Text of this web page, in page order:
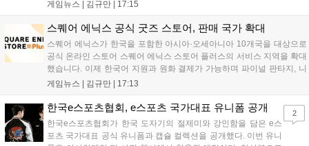
세한 정보는 공식 커뮤니티에서 확인 가능하다....
게임뉴스 | 김규만 17:15
스퀘어 에닉스 공식 굿즈 스토어, 판매 국가 확대
스퀘어 에닉스가 한국을 포함한 아시아·오세아니아 10개국을 대상으로
공식 온라인 스토어 스퀘어 에닉스 스토어 플러스의 서비스 지역을 확대
했습니다. 이제 한국어 지원과 원화 결제가 가능하며 파이널 판타지, 니
어 등 주요 게임의 피규어, 굿즈를 구매할 수 있습니다. 신상품이 순차적
용 가능합니다....
게임뉴스 | 김규만 17:13
한국e스포츠협회, e스포츠 국가대표 유니폼 공개
한국e스포츠협회가 한국 도자기의 절제미와 강인함을 담은 e스
포츠 국가대표 공식 유니폼과 캡슐 컬렉션을 공개했다. 이번 유니
2